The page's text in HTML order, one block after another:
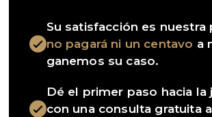
Su satisfacción es nuestra
no pagará ni un centavo a
ganemos su caso.
Dé el primer paso hacia la
con una consulta gratuita